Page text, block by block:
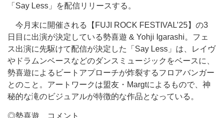
「Say Less」を配信リリースする。
今月末に開催される【FUJI ROCK FESTIVAL’25】の3
日目に出演が決定している勢喜遊 & Yohji Igarashi。フェ
ス出演に先駆けて配信が決定した「Say Less」は、レイヴ
やドラムンベースなどのダンスミュージックをベースに、
勢喜遊によるビートアプローチが炸裂するフロアバンガー
とのこと。アートワークは盟友・Margtによるもので、神
秘的な滝のビジュアルが特徴的な作品となっている。
◎勢喜遊 コメント